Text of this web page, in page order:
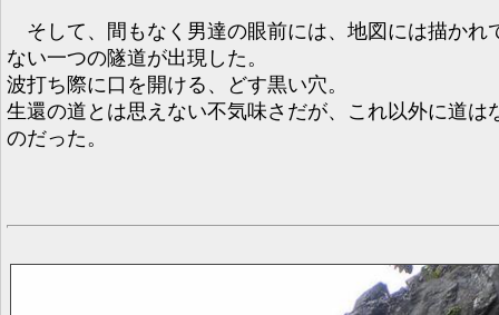
そして、間もなく男達の眼前には、地図には描かれ
ない一つの隧道が出現した。
波打ち際に口を開ける、どす黒い穴。
生還の道とは思えない不気味さだが、これ以外に道は
のだった。